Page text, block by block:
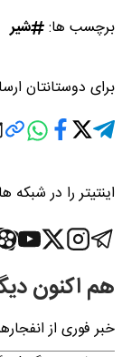
برچسب ها: شیر
برای دوستانتان
اینتیتر را در شبکه
هم اکنون
خبر فوری از انفجارهای